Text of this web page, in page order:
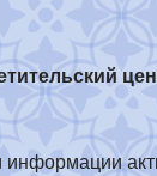
информации